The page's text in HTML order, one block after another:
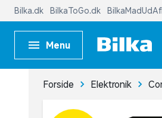
Bilka.dk BilkaToGo.dk
Menu
Forside Elektronik